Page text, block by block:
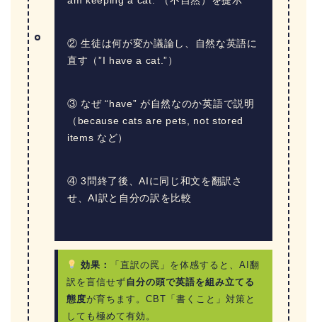
② 生徒は何が変か議論し、自然な英語に
直す（”I have a cat.”）
③ なぜ “have” が自然なのか英語で説明
（because cats are pets, not stored
items など）
④ 3問終了後、AIに同じ和文を翻訳さ
せ、AI訳と自分の訳を比較
効果：
「直訳の罠」を体感すると、AI翻
訳を盲信せず自分の頭で英語を組み立てる
態度が育ちます。CBT「書くこと」対策と
しても極めて有効。